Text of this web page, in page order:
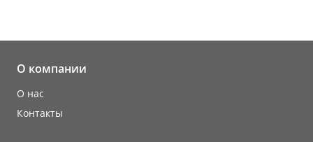
О компании
О нас
Контакты